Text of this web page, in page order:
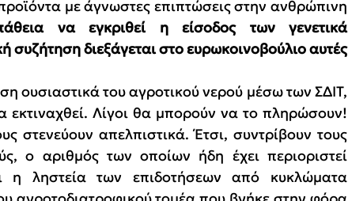
με άγνωστες επιπτώσεις στην ανθρώπινη
να εγκριθεί η είσοδος των γενετικά
συζήτηση διεξάγεται στο ευρωκοινοβούλιο αυτές
ουσιαστικά του αγροτικού νερού μέσω των ΣΔΙΤ,
εκτιναχθεί. Λίγοι θα μπορούν να το πληρώσουν!
στενεύουν απελπιστικά. Έτσι, συντρίβουν τους
ο αριθμός των οποίων ήδη έχει περιοριστεί
η ληστεία των επιδοτήσεων από κυκλώματα